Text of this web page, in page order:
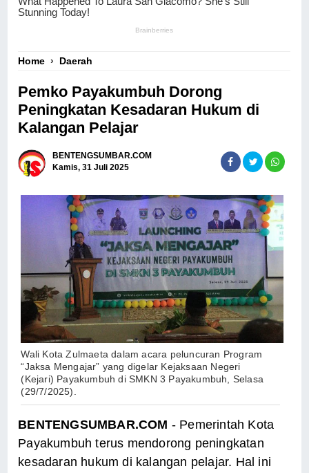
Home › Daerah
Pemko Payakumbuh Dorong
Peningkatan Kesadaran Hukum di
Kalangan Pelajar
BENTENGSUMBAR.COM
Kamis, 31 Juli 2025
Wali Kota Zulmaeta dalam acara peluncuran Program
“Jaksa Mengajar” yang digelar Kejaksaan Negeri
(Kejari) Payakumbuh di SMKN 3 Payakumbuh, Selasa
(29/7/2025).
BENTENGSUMBAR.COM - Pemerintah Kota
Payakumbuh terus mendorong peningkatan
kesadaran hukum di kalangan pelajar. Hal ini